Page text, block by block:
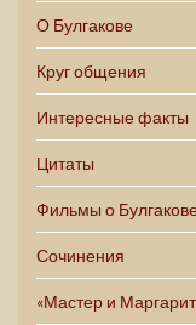
О Булгакове
Круг общения
Интересные факты
Цитаты
Фильмы о
Сочинения
«Мастер и